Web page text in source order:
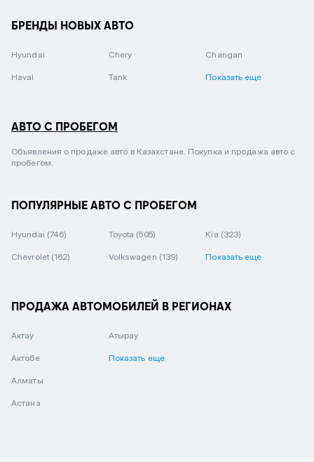
БРЕНДЫ НОВЫХ АВТО
Hyundai Chery Changan
Haval Tank Показать еще
АВТО С ПРОБЕГОМ
Объявления о продаже авто в Казахстане. Покупка и продажа авто с
пробегом.
ПОПУЛЯРНЫЕ АВТО С ПРОБЕГОМ
Hyundai (746) Toyota (505) Kia (323)
Chevrolet (162) Volkswagen (139) Показать еще
ПРОДАЖА АВТОМОБИЛЕЙ В РЕГИОНАХ
Актау
Актобе
Алматы
Астана
Атырау
Показать еще